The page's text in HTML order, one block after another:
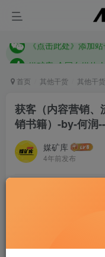
媒矿库-全国自媒体
首页 其他干货 其他干货
获客（内容营销、
销书籍）-by-何润
媒矿库
4年前发布
If you hold tight,
你若将过去抱